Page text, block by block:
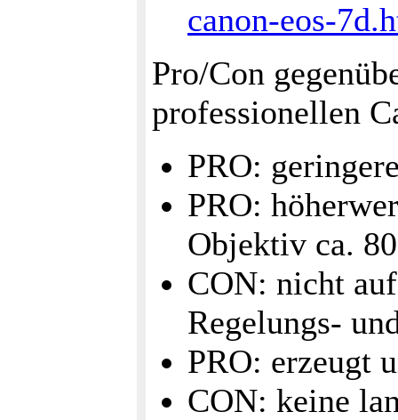
canon-eos-
Pro/Con
professionellen
PRO:
PRO:
Objektiv ca.
CON: nicht
Regelungs-
PRO: erzeugt
CON: keine